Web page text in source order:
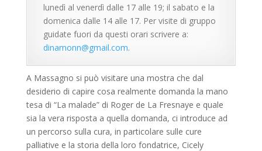
lunedì al venerdì dalle 17 alle 19; il sabato e la
domenica dalle 14 alle 17. Per visite di gruppo
guidate fuori da questi orari scrivere a:
dinamonn@gmail.com.
A Massagno si può visitare una mostra che dal
desiderio di capire cosa realmente domanda la mano
tesa di “La malade” di Roger de La Fresnaye e quale
sia la vera risposta a quella domanda, ci introduce ad
un percorso sulla cura, in particolare sulle cure
palliative e la storia della loro fondatrice, Cicely